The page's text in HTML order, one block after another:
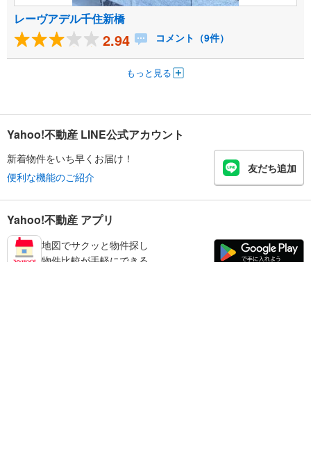
レーヴアデル千住新橋
2.94 コメント（9件）
もっと見る
Yahoo!不動産 LINE公式アカウント
新着物件をいち早くお届け！
便利な機能のご紹介
友だち追加
Yahoo!不動産 アプリ
地図でサクッと物件探し
物件比較が手軽にできる